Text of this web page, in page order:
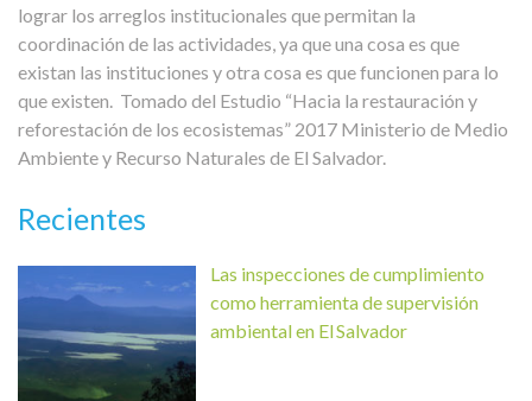
lograr los arreglos institucionales que permitan la
coordinación de las actividades, ya que una cosa es que
existan las instituciones y otra cosa es que funcionen para lo
que existen. Tomado del Estudio “Hacia la restauración y
reforestación de los ecosistemas” 2017 Ministerio de Medio
Ambiente y Recurso Naturales de El Salvador.
Recientes
Las inspecciones de cumplimiento
como herramienta de supervisión
ambiental en El Salvador